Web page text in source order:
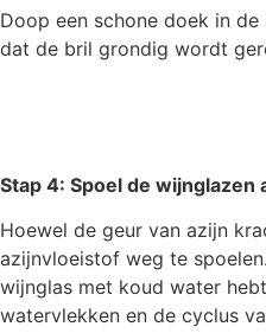
Doop een schone doek in
dat de bril grondig wordt
Stap 4: Spoel de wijnglazen
Hoewel de geur van azijn
azijnvloeistof weg te
wijnglas met koud water
watervlekken en de cyclus